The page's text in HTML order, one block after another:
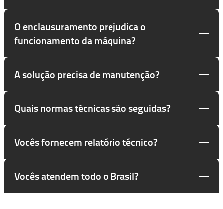
O enclausuramento prejudica o
funcionamento da máquina?
A solução precisa de manutenção?
Quais normas técnicas são seguidas?
Vocês fornecem relatório técnico?
Vocês atendem todo o Brasil?